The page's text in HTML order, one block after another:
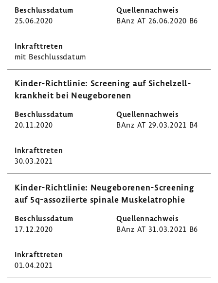
25.06.2020 BAnz AT 26.06.2020 B6
mit Beschluss­datum
Kinder-​Richtlinie: Scree­ning auf Sichel­zell­
krank­heit bei Neuge­bo­renen
20.11.2020 BAnz AT 29.03.2021 B4
30.03.2021
Kinder-​Richtlinie: Neugeborenen-​Screening
auf 5q-​assoziierte spinale Muskela­tro­phie
17.12.2020 BAnz AT 31.03.2021 B6
01.04.2021